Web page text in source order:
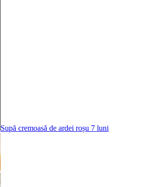
Supă cremoasă de ardei roșu 7 luni